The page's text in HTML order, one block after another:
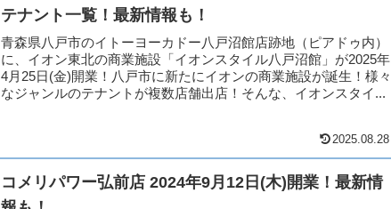
テナント一覧！最新情報も！
青森県八戸市のイトーヨーカドー八戸沼館店跡地（ピアドゥ内）
に、イオン東北の商業施設「イオンスタイル八戸沼館」が2025年
4月25日(金)開業！八戸市に新たにイオンの商業施設が誕生！様々
なジャンルのテナントが複数店舗出店！そんな、イオンスタイ...
2025.08.28
コメリパワー弘前店 2024年9月12日(木)開業！最新情